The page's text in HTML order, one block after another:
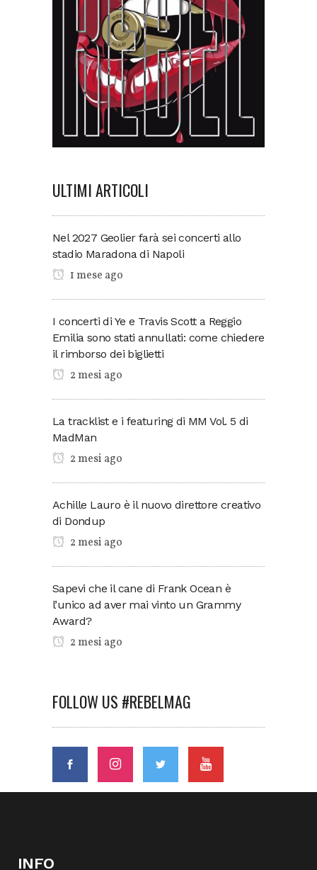
ULTIMI ARTICOLI
Nel 2027 Geolier farà sei concerti allo
stadio Maradona di Napoli
1 mese ago
I concerti di Ye e Travis Scott a Reggio
Emilia sono stati annullati: come chiedere
il rimborso dei biglietti
2 mesi ago
La tracklist e i featuring di MM Vol. 5 di
MadMan
2 mesi ago
Achille Lauro è il nuovo direttore creativo
di Dondup
2 mesi ago
Sapevi che il cane di Frank Ocean è
l’unico ad aver mai vinto un Grammy
Award?
2 mesi ago
FOLLOW US #REBELMAG
INFO